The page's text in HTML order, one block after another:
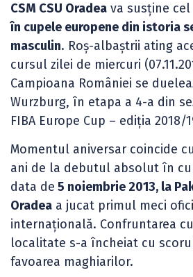
CSM CSU Oradea va susține cel
în cupele europene din istoria
masculin. Roș-albaștrii ating
cursul zilei de miercuri
Campioana României se
Wurzburg, în etapa a 4-a din
FIBA Europe Cup – ediția 2018/
Momentul aniversar coincide
ani de la debutul absolut în
data de 5 noiembrie 2013, la
Oradea a jucat primul meci
internațională. Confruntarea cu
localitate s-a încheiat cu
favoarea maghiarilor.